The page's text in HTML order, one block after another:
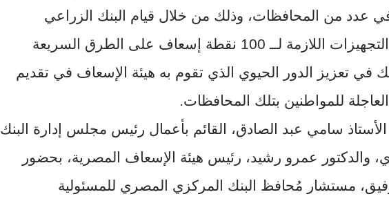
عدد من المحافظات، وذلك من خلال قيام البنك الزراعي
المصري بتوفير التجهيزات اللازمة لــ 100 نقطة إسعاف على الطرق السريعة
في تعزيز الدور الحيوي الذي تقوم به هيئة الإسعاف في تقديم
العاجلة للمواطنين بتلك المحافظات.
الأستاذ سامي عبد الصادق، القائم بأعمال رئيس مجلس إدارة البنك
والدكتور عمرو رشيد، رئيس هيئة الإسعاف المصرية، بحضور
مستشار مُحافظ البنك المركزي المصري للمسئولية